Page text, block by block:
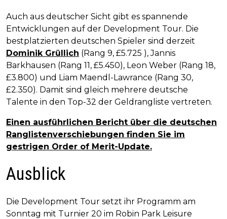
Auch aus deutscher Sicht gibt es spannende
Entwicklungen auf der Development Tour. Die
bestplatzierten deutschen Spieler sind derzeit
Dominik Grüllich (Rang 9, £5.725 ), Jannis
Barkhausen (Rang 11, £5.450), Leon Weber (Rang 18,
£3.800) und Liam Maendl-Lawrance (Rang 30,
£2.350). Damit sind gleich mehrere deutsche
Talente in den Top-32 der Geldrangliste vertreten.
Einen ausführlichen Bericht über die deutschen
Ranglistenverschiebungen finden Sie im
gestrigen Order of Merit-Update.
Ausblick
Die Development Tour setzt ihr Programm am
Sonntag mit Turnier 20 im Robin Park Leisure